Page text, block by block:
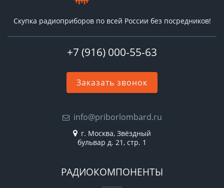
Скупка радиоприборов по всей России без посредников!
+7 (916) 000-55-63
Заказать звонок
info@priborlombard.ru
г. Москва, Звёздный
бульвар д. 21, стр. 1
РАДИОКОМПОНЕНТЫ